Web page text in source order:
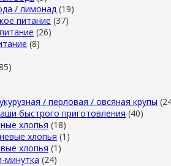
/ лимонад (19)
питание (37)
(26)
(8)
/ перловая / овсяная крупы
быстрого приготовления (40)
хлопья (18)
хлопья (1)
хлопья (1)
минутка (24)